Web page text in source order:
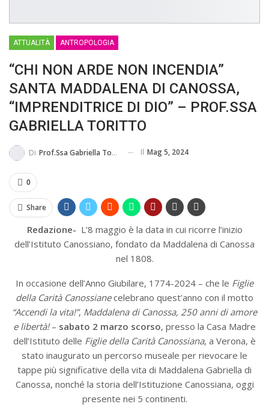
ATTUALITÀ ANTROPOLOGIA
“CHI NON ARDE NON INCENDIA”
SANTA MADDALENA DI CANOSSA,
“IMPRENDITRICE DI DIO” – PROF.SSA
GABRIELLA TORITTO
Di Prof.ssa Gabriella Toritto Il Mag 5, 2024
0
Share
Redazione- L’8 maggio è la data in cui ricorre l’inizio
dell’Istituto Canossiano, fondato da Maddalena di Canossa
nel 1808.
In occasione dell’Anno Giubilare, 1774-2024 – che le Figlie
della Carità Canossianecelebrano quest’anno con il motto
“Accendi la vita!”, Maddalena di Canossa, 250 anni di amore
e libertà!– sabato 2 marzo scorso, presso la Casa Madre
dell’Istituto delle Figlie della Carità Canossiana, a Verona, è
stato inaugurato un percorso museale per rievocare le
tappe più significative della vita di Maddalena Gabriella di
Canossa, nonché la storia dell’Istituzione Canossiana, oggi
presente nei 5 continenti.